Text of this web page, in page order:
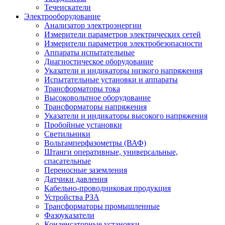
Течеискатели
Электрооборудование
Анализатор электроэнергии
Измерители параметров электрических сетей
Измерители параметров электробезопасности
Аппараты испытательные
Диагностическое оборудование
Указатели и индикаторы низкого напряжения
Испытательные установки и аппараты
Трансформаторы тока
Высоковольтное оборудование
Трансформаторы напряжения
Указатели и индикаторы высокого напряжения
Пробойные установки
Светильники
Вольтамперфазометры (ВАФ)
Штанги оперативные, универсальные,
спасательные
Переносные заземления
Датчики давления
Кабельно-проводниковая продукция
Устройства РЗА
Трансформаторы промышленные
Фазоуказатели